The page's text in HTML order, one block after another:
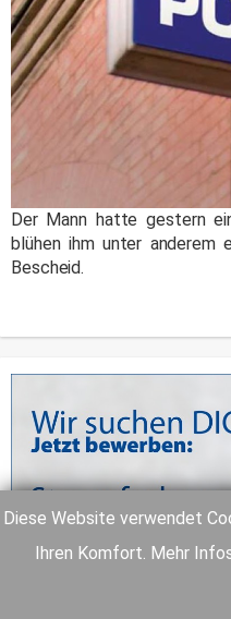
Diese Website verwendet
Ihren Komfort. Mehr
Der Mann hatte gestern
blühen ihm unter anderem
Bescheid.